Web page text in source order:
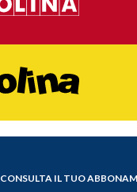
CONSULTA IL TUO